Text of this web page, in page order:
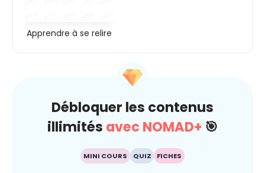
Apprendre à se relire
Débloquer les contenus
illimités avec NOMAD+ 🎯
MINI COURS QUIZ FICHES